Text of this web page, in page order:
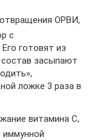
ОРВИ,
с
готовят из
засыпают
ложке 3 раза в
витамина С,
иммунной